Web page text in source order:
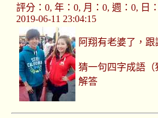
評分：0, 年：0, 月：0, 週：0, 日
2019-06-11 23:04:15
阿翔有老婆了，跟
猜一句四字成語
解答